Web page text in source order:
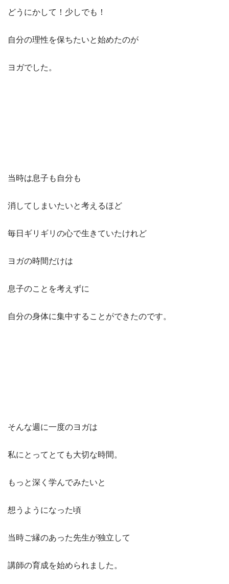
どうにかして！少しでも！
自分の理性を保ちたいと始めたのが
ヨガでした。
当時は息子も自分も
消してしまいたいと考えるほど
毎日ギリギリの心で生きていたけれど
ヨガの時間だけは
息子のことを考えずに
自分の身体に集中することができたのです。
そんな週に一度のヨガは
私にとってとても大切な時間。
もっと深く学んでみたいと
想うようになった頃
当時ご縁のあった先生が独立して
講師の育成を始められました。